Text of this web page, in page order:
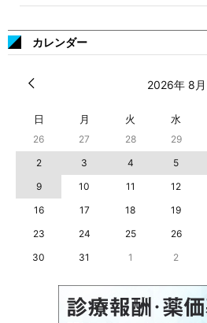
カレンダー
2026年 8月
日 月 火 水
26 27 28 29
2
3 4 5
9
10 11 12
16
17 18 19
23
24 25 26
30
31 1 2